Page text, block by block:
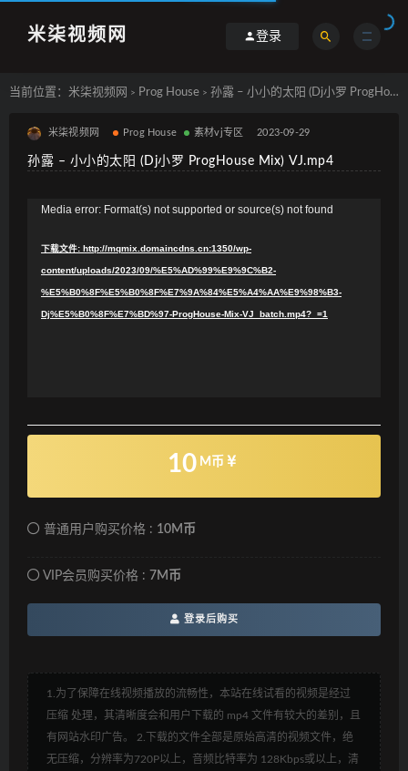
米柒视频网 登录
当前位置： 米柒视频网 > Prog House > 孙露 – 小小的太阳 (Dj小罗 ProgHouse Mix) VJ.mp4
米柒视频网 Prog House 素材vj专区 2023-09-29
孙露 – 小小的太阳 (Dj小罗 ProgHouse Mix) VJ.mp4
Media error: Format(s) not supported or source(s) not found
下载文件: http://mqmix.domaincdns.cn:1350/wp-
content/uploads/2023/09/%E5%AD%99%E9%9C%B2-
%E5%B0%8F%E5%B0%8F%E7%9A%84%E5%A4%AA%E9%98%B3-
Dj%E5%B0%8F%E7%BD%97-ProgHouse-Mix-VJ_batch.mp4?_=1
10 M币
普通用户购买价格 : 10M币
VIP会员购买价格 : 7M币
登录后购买
1.为了保障在线视频播放的流畅性，本站在线试看的视频是经过
压缩 处理，其清晰度会和用户下载的 mp4 文件有较大的差别，且
有网站水印广告。 2.下载的文件全部是原始高清的视频文件，绝
无压缩，分辨率为720P以上，音频比特率为 128Kbps或以上，清